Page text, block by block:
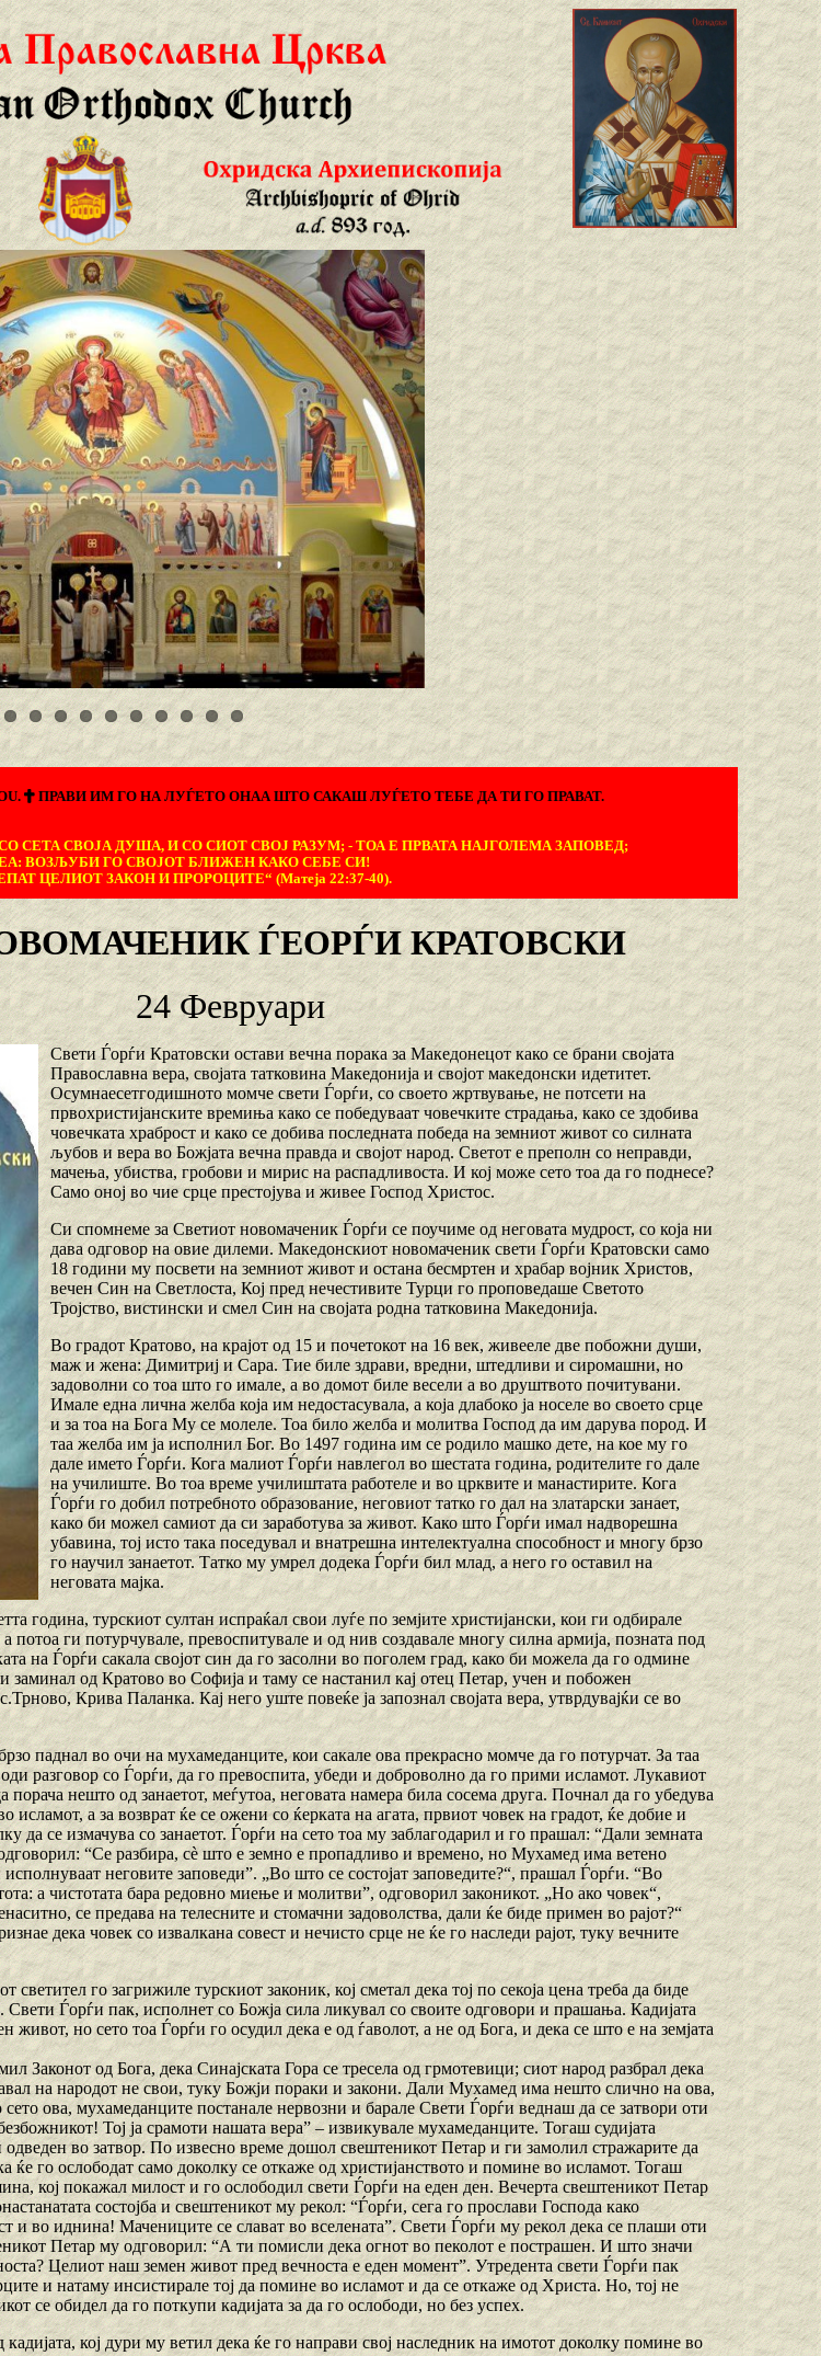
ПРАВИ ИМ ГО НА ЛУЃЕТО ОНАА ШТО САКАШ ЛУЃЕТО ТЕБЕ ДА ТИ ГО ПРАВАТ.
СЕТА СВОЈА ДУША, И СО СИОТ СВОЈ РАЗУМ; - ТОА Е ПРВАТА НАЈГОЛЕМА ЗАПОВЕД;
ВОЗЉУБИ ГО СВОЈОТ БЛИЖЕН КАКО СЕБЕ СИ!
ЦЕЛИОТ ЗАКОН И ПРОРОЦИТЕ“ (Матеја 22:37-40).
ЃЕОРЃИ КРАТОВСКИ
24 Февруари
Свети Ѓорѓи Кратовски остави вечна порака за Македонецот како се брани својата
Православна вера, својата татковина Македонија и својот македонски идетитет.
Осумнаесетгодишното момче свети Ѓорѓи, со своето жртвување, не потсети на
првохристијанските времиња како се победуваат човечките страдања, како се здобива
човечката храброст и како се добива последната победа на земниот живот со силната
љубов и вера во Божјата вечна правда и својот народ. Светот е преполн со неправди,
мачења, убиства, гробови и мирис на распадливоста. И кој може сето тоа да го поднесе?
Само оној во чие срце престојува и живее Господ Христос.
Си спомнеме за Светиот новомаченик Ѓорѓи се поучиме од неговата мудрост, со која ни
дава одговор на овие дилеми. Македонскиот новомаченик свети Ѓорѓи Кратовски само
18 години му посвети на земниот живот и остана бесмртен и храбар војник Христов,
вечен Син на Светлоста, Кој пред нечестивите Турци го проповедаше Светото
Тројство, вистински и смел Син на својата родна татковина Македонија.
Во градот Кратово, на крајот од 15 и почетокот на 16 век, живееле две побожни души,
маж и жена: Димитриј и Сара. Тие биле здрави, вредни, штедливи и сиромашни, но
задоволни со тоа што го имале, а во домот биле весели а во друштвото почитувани.
Имале една лична желба која им недостасувала, а која длабоко ја носеле во своето срце
и за тоа на Бога Му се молеле. Тоа било желба и молитва Господ да им дарува пород. И
таа желба им ја исполнил Бог. Во 1497 година им се родило машко дете, на кое му го
дале името Ѓорѓи. Кога малиот Ѓорѓи навлегол во шестата година, родителите го дале
на училиште. Во тоа време училиштата работеле и во црквите и манастирите. Кога
Ѓорѓи го добил потребното образование, неговиот татко го дал на златарски занает,
како би можел самиот да си заработува за живот. Како што Ѓорѓи имал надворешна
убавина, тој исто така поседувал и внатрешна интелектуална способност и многу брзо
го научил занаетот. Татко му умрел додека Ѓорѓи бил млад, а него го оставил на
неговата мајка.
година, турскиот султан испраќал свои луѓе по земјите христијански, кои ги одбирале
потоа ги потурчувале, превоспитувале и од нив создавале многу силна армија, позната под
на Ѓорѓи сакала својот син да го засолни во поголем град, како би можела да го одмине
заминал од Кратово во Софија и таму се настанил кај отец Петар, учен и побожен
Крива Паланка. Кај него уште повеќе ја запознал својата вера, утврдувајќи се во
паднал во очи на мухамеданците, кои сакале ова прекрасно момче да го потурчат. За таа
разговор со Ѓорѓи, да го превоспита, убеди и доброволно да го прими исламот. Лукавиот
нешто од занаетот, меѓутоа, неговата намера била сосема друга. Почнал да го убедува
исламот, а за возврат ќе се ожени со ќерката на агата, првиот човек на градот, ќе добие и
да се измачува со занаетот. Ѓорѓи на сето тоа му заблагодарил и го прашал: “Дали земната
“Се разбира, сѐ што е земно е пропадливо и времено, но Мухамед има ветено
исполнуваат неговите заповеди”. „Во што се состојат заповедите?“, прашал Ѓорѓи. “Во
а чистотата бара редовно миење и молитви”, одговорил законикот. „Но ако човек“,
се предава на телесните и стомачни задоволства, дали ќе биде примен во рајот?“
дека човек со извалкана совест и нечисто срце не ќе го наследи рајот, туку вечните
го загрижиле турскиот законик, кој сметал дека тој по секоја цена треба да биде
Ѓорѓи пак, исполнет со Божја сила ликувал со своите одговори и прашања. Кадијата
живот, но сето тоа Ѓорѓи го осудил дека е од ѓаволот, а не од Бога, и дека се што е на земјата
Законот од Бога, дека Синајската Гора се тресела од грмотевици; сиот народ разбрал дека
на народот не свои, туку Божји пораки и закони. Дали Мухамед има нешто слично на ова,
ова, мухамеданците постанале нервозни и барале Свети Ѓорѓи веднаш да се затвори оти
Тој ја срамоти нашата вера” – извикувале мухамеданците. Тогаш судијата
во затвор. По извесно време дошол свештеникот Петар и ги замолил стражарите да
ќе го ослободат само доколку се откаже од христијанството и помине во исламот. Тогаш
кој покажал милост и го ослободил свети Ѓорѓи на еден ден. Вечерта свештеникот Петар
состојба и свештеникот му рекол: “Ѓорѓи, сега го прослави Господа како
и во иднина! Мачениците се слават во вселената”. Свети Ѓорѓи му рекол дека се плаши оти
Петар му одговорил: “А ти помисли дека огнот во пеколот е пострашен. И што значи
Целиот наш земен живот пред вечноста е еден момент”. Утредента свети Ѓорѓи пак
и натаму инсистирале тој да помине во исламот и да се откаже од Христа. Но, тој не
се обидел да го поткупи кадијата за да го ослободи, но без успех.
кој дури му ветил дека ќе го направи свој наследник на имотот доколку помине во